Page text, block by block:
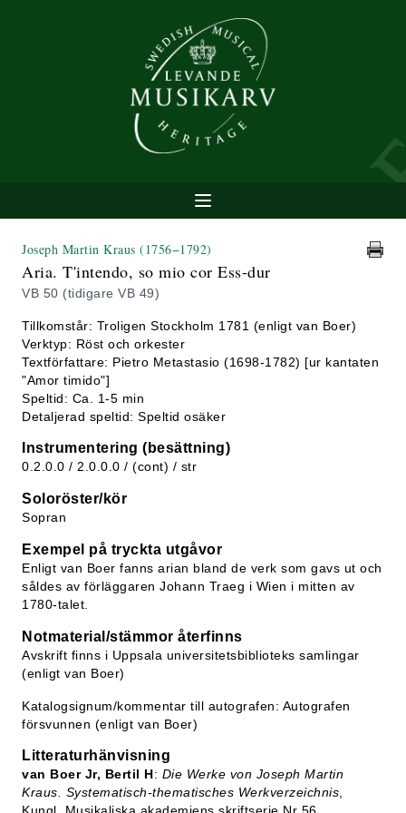
Joseph Martin Kraus (1756−1792)
Aria. T'intendo, so mio cor Ess-dur
VB 50 (tidigare VB 49)
Tillkomstår: Troligen Stockholm 1781 (enligt van Boer)
Verktyp: Röst och orkester
Textförfattare: Pietro Metastasio (1698-1782) [ur kantaten
"Amor timido"]
Speltid: Ca. 1-5 min
Detaljerad speltid: Speltid osäker
Instrumentering (besättning)
0.2.0.0 / 2.0.0.0 / (cont) / str
Soloröster/kör
Sopran
Exempel på tryckta utgåvor
Enligt van Boer fanns arian bland de verk som gavs ut och
såldes av förläggaren Johann Traeg i Wien i mitten av
1780-talet.
Notmaterial/stämmor återfinns
Avskrift finns i Uppsala universitetsbiblioteks samlingar
(enligt van Boer)
Katalogsignum/kommentar till autografen: Autografen
försvunnen (enligt van Boer)
Litteraturhänvisning
van Boer Jr, Bertil H: Die Werke von Joseph Martin
Kraus. Systematisch-thematisches Werkverzeichnis